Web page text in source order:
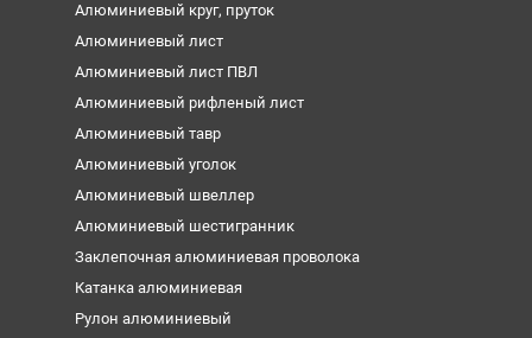
Алюминиевый круг, пруток
Алюминиевый лист
Алюминиевый лист ПВЛ
Алюминиевый рифленый лист
Алюминиевый тавр
Алюминиевый уголок
Алюминиевый швеллер
Алюминиевый шестигранник
Заклепочная алюминиевая проволока
Катанка алюминиевая
Рулон алюминиевый